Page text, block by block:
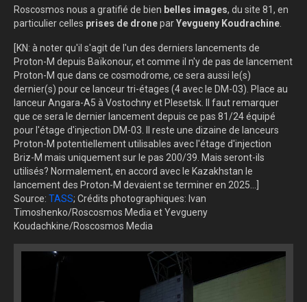
Roscosmos nous a gratifié de bien belles images, du site 81, en
particulier celles prises de droneparYevgueny Koudrachine.
[KN: à noter qu'il s'agit de l'un des derniers lancements de
Proton-M depuis Baïkonour, et comme il n'y de pas de lancement
Proton-M que dans ce cosmodrome, ce sera aussi le(s)
dernier(s) pour ce lanceur tri-étages (4 avec le DM-03). Place au
lanceur Angara-A5 à Vostochny et Plesetsk. Il faut remarquer
que ce sera le dernier lancement depuis ce pas 81/24 équipé
pour l'étage d'injection DM-03. Il reste une dizaine de lanceurs
Proton-M potentiellement utilisables avec l'étage d'injection
Briz-M mais uniquement sur le pas 200/39. Mais seront-ils
utilisés? Normalement, en accord avec le Kazakhstan le
lancement des Proton-M devaient se terminer en 2025...]
Source: TASS; Crédits photographiques: Ivan
Timoshenko/Roscosmos Media et Yevgueny
Koudachkine/Roscosmos Media